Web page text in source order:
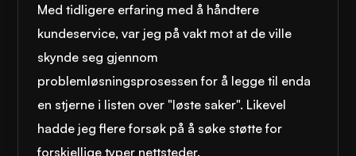
Med tidligere erfaring med å håndtere
kundeservice, var jeg på vakt mot at de ville
skynde seg gjennom
problemløsningsprosessen for å legge til enda
en stjerne i listen over "løste saker". Likevel
hadde jeg flere forsøk på å søke støtte for
forskjellige typer nettsteder.